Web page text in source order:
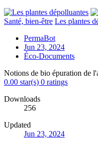
Santé, bien-être Les plantes
PermaBot
Jun 23, 2024
Éco-Documents
Notions de bio épuration de
0.00 star(s) 0 ratings
Downloads
256
Updated
Jun 23, 2024